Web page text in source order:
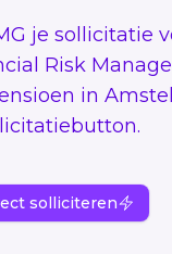
je sollicitatie
Risk
in
solliciteren